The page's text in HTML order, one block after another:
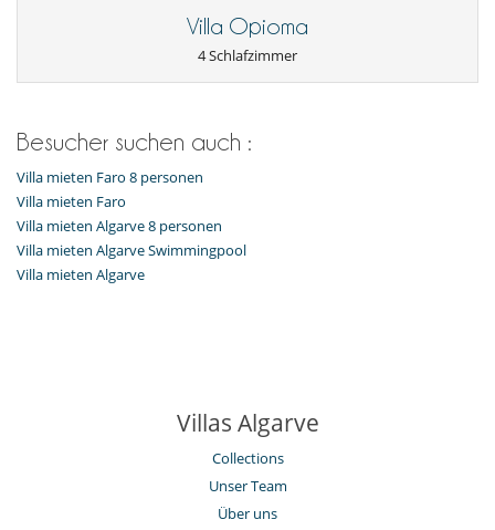
Villa Opioma
4 Schlafzimmer
Besucher suchen auch :
Villa mieten Faro 8 personen
Villa mieten Faro
Villa mieten Algarve 8 personen
Villa mieten Algarve Swimmingpool
Villa mieten Algarve
Villas Algarve
Collections
Unser Team
Über uns